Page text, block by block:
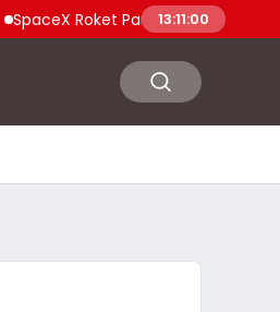
Roket Parçası Ay’a Çarptı Enkaz
13:11:01